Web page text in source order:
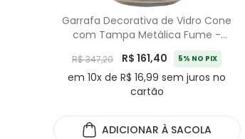
Garrafa Decorativa de Vidro Cone
com Tampa Metálica Fume -
R$ 347,20 R$ 161,40 5% NO PIX
em 10x de R$ 16,99 sem juros no
cartão
ADICIONAR À SACOLA